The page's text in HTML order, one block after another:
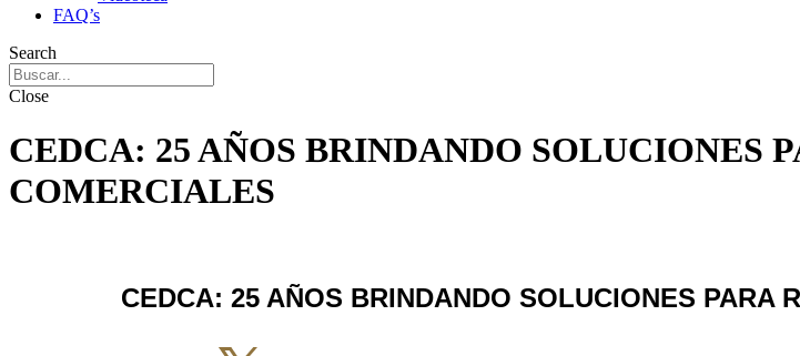
FAQ’s
Search
Close
CEDCA: 25 AÑOS BRINDANDO SOLUCIONES
COMERCIALES
CEDCA: 25 AÑOS BRINDANDO SOLUCIONES PARA